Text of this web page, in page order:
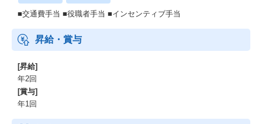
■交通費手当 ■役職者手当 ■インセンティブ手当
昇給・賞与
[昇給]
年2回
[賞与]
年1回